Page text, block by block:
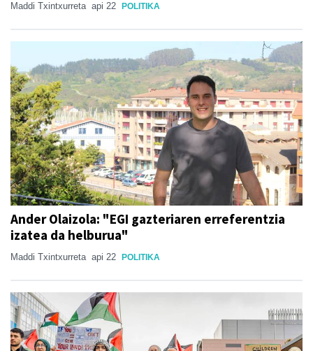
Maddi Txintxurreta api 22 POLITIKA
Ander Olaizola: "EGI gazteriaren erreferentzia
izatea da helburua"
Maddi Txintxurreta api 22 POLITIKA